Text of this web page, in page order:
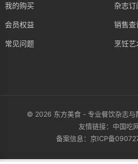
我的购买
会员权益
常见问题
杂志订
销售查
烹饪
© 2026 东方美食 - 专业餐饮杂志与
友情链接： 中国吃
备案信息： 京ICP备